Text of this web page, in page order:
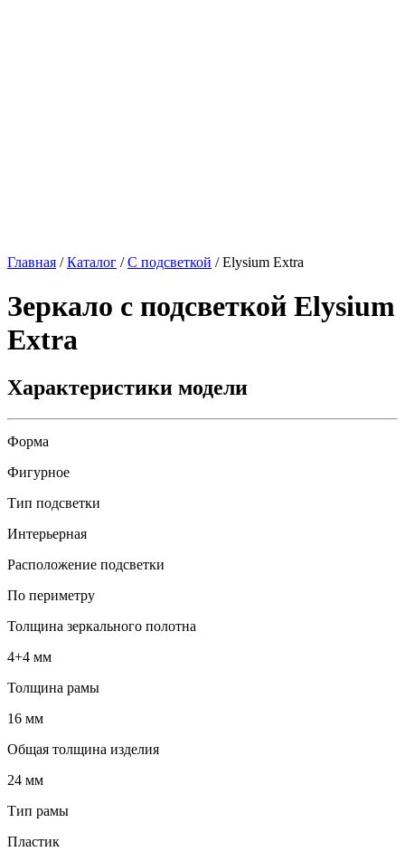
Главная /Каталог /С подсветкой /Elysium Extra
Зеркало с подсветкой Elysium
Extra
Характеристики модели
Форма
Фигурное
Тип подсветки
Интерьерная
Расположение подсветки
По периметру
Толщина зеркального полотна
4+4 мм
Толщина рамы
16 мм
Общая толщина изделия
24 мм
Тип рамы
Пластик